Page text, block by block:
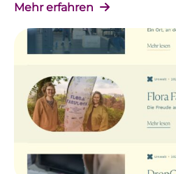
Mehr erfahren